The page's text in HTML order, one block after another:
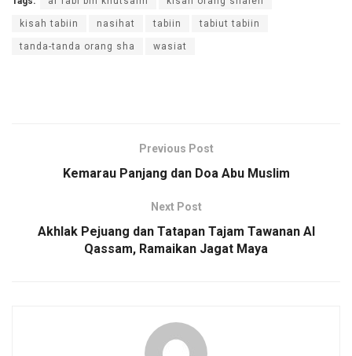
kisah tabiin nasihat tabiin tabiut tabiin
tanda-tanda orang sha wasiat
Previous Post
Kemarau Panjang dan Doa Abu Muslim
Next Post
Akhlak Pejuang dan Tatapan Tajam Tawanan Al
Qassam, Ramaikan Jagat Maya